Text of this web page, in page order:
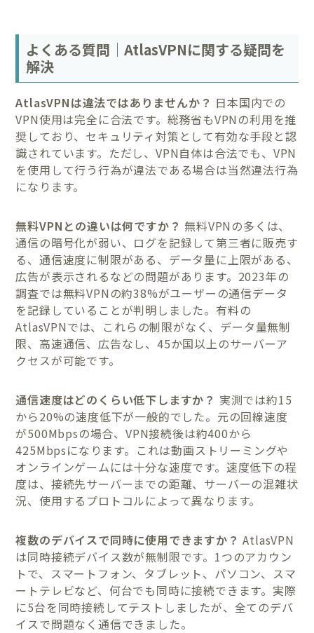
よくある質問｜AtlasVPNに関する疑問を
解決
AtlasVPNは違法ではありませんか？ 日本国内での
VPN使用は完全に合法です。総務省もVPNの利用を推
奨しており、セキュリティ対策として有効な手段と認
識されています。ただし、VPN自体は合法でも、VPN
を使用して行う行為が違法である場合は当然違法行為
になります。
無料VPNとの違いは何ですか？ 無料VPNの多くは、
通信の暗号化が弱い、ログを記録して第三者に販売す
る、通信速度に制限がある、データ量に上限がある、
広告が表示されるなどの問題があります。2023年の
調査では無料VPNの約38%がユーザーの通信データ
を記録していることが判明しました。有料の
AtlasVPNでは、これらの制限がなく、データ量無制
限、高速通信、広告なし、45か国以上のサーバーア
クセスが可能です。
通信速度はどのくらい低下しますか？ 実測では約15
から20%の速度低下が一般的でした。元の回線速度
が500Mbpsの場合、VPN接続後は約400から
425Mbpsになります。これは動画ストリーミングや
オンラインゲームには十分な速度です。速度低下の程
度は、接続先サーバーまでの距離、サーバーの混雑状
況、使用するプロトコルによって異なります。
複数のデバイスで同時に使用できますか？ AtlasVPN
は同時接続デバイス数が無制限です。1つのアカウン
トで、スマートフォン、タブレット、パソコン、スマ
ートテレビなど、何台でも同時に接続できます。実際
に5台を同時接続してテストしましたが、全てのデバ
イスで問題なく通信できました。